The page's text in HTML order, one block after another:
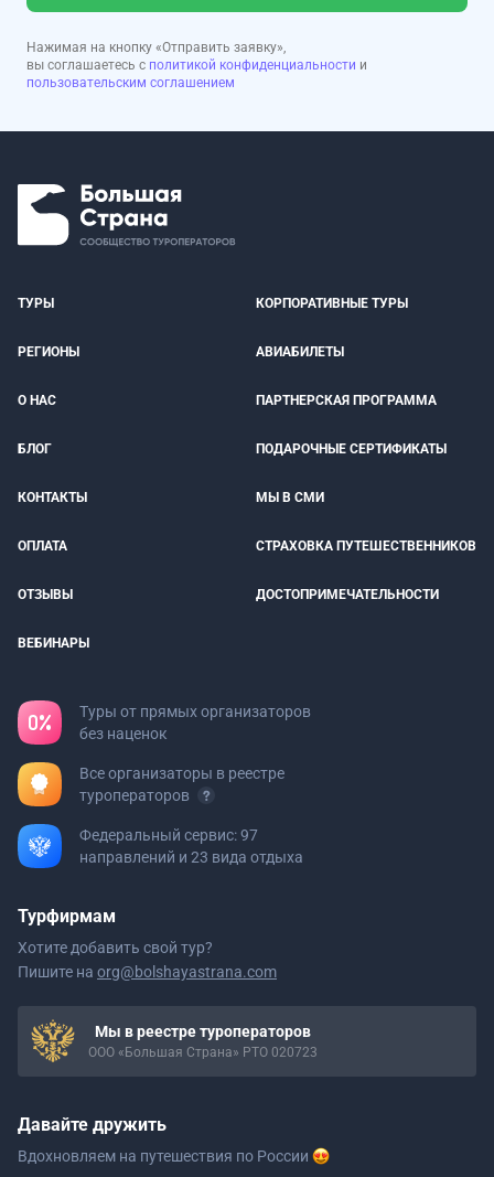
Нажимая на кнопку «Отправить заявку»,
вы соглашаетесь с политикой конфиденциальности и
пользовательским соглашением
ТУРЫ КОРПОРАТИВНЫЕ ТУРЫ
РЕГИОНЫ АВИАБИЛЕТЫ
О НАС ПАРТНЕРСКАЯ ПРОГРАММА
БЛОГ ПОДАРОЧНЫЕ СЕРТИФИКАТЫ
КОНТАКТЫ МЫ В СМИ
ОПЛАТА СТРАХОВКА ПУТЕШЕСТВЕННИКОВ
ОТЗЫВЫ ДОСТОПРИМЕЧАТЕЛЬНОСТИ
ВЕБИНАРЫ
Туры от прямых организаторов
без наценок
Все организаторы в реестре
туроператоров
Федеральный сервис: 97
направлений и 23 вида отдыха
Турфирмам
Хотите добавить свой тур?
Пишите на org@bolshayastrana.com
Мы в реестре туроператоров
ООО «Большая Страна» РТО 020723
Давайте дружить
Вдохновляем на путешествия по России